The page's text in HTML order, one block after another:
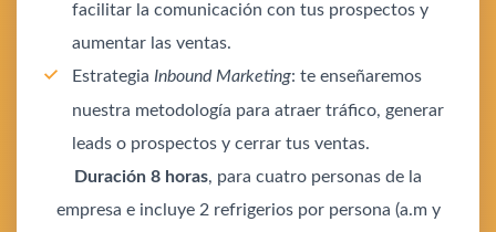
facilitar la comunicación con tus prospectos y
aumentar las ventas.
Estrategia Inbound Marketing: te enseñaremos
nuestra metodología para atraer tráfico, generar
leads o prospectos y cerrar tus ventas.
Duración 8 horas, para cuatro personas de la
empresa e incluye 2 refrigerios por persona (a.m y